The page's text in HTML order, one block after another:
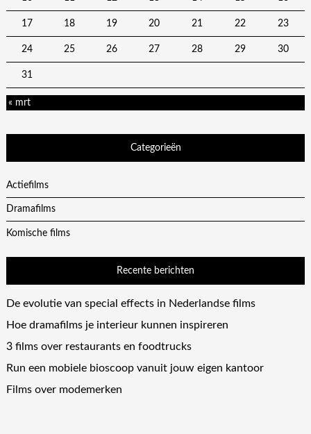
17 18 19 20 21 22 23
24 25 26 27 28 29 30
31
« mrt
Categorieën
Actiefilms
Dramafilms
Komische films
Recente berichten
De evolutie van special effects in Nederlandse films
Hoe dramafilms je interieur kunnen inspireren
3 films over restaurants en foodtrucks
Run een mobiele bioscoop vanuit jouw eigen kantoor
Films over modemerken